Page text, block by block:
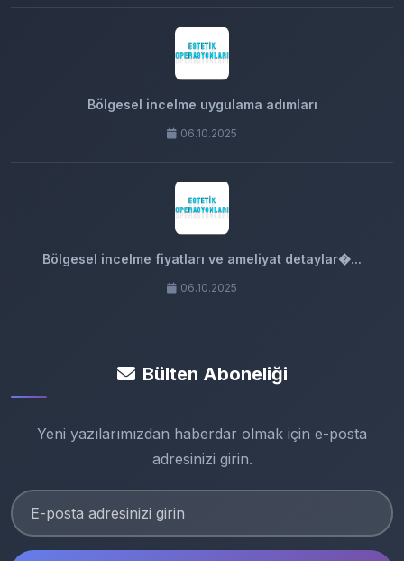
Bölgesel incelme uygulama adımları
06.10.2025
Bölgesel incelme fiyatları ve ameliyat detaylar�...
06.10.2025
Bülten Aboneliği
Yeni yazılarımızdan haberdar olmak için e-posta
adresinizi girin.